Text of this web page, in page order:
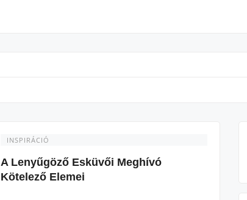
INSPIRÁCIÓ
A Lenyűgöző Esküvői Meghívó
Kötelező Elemei